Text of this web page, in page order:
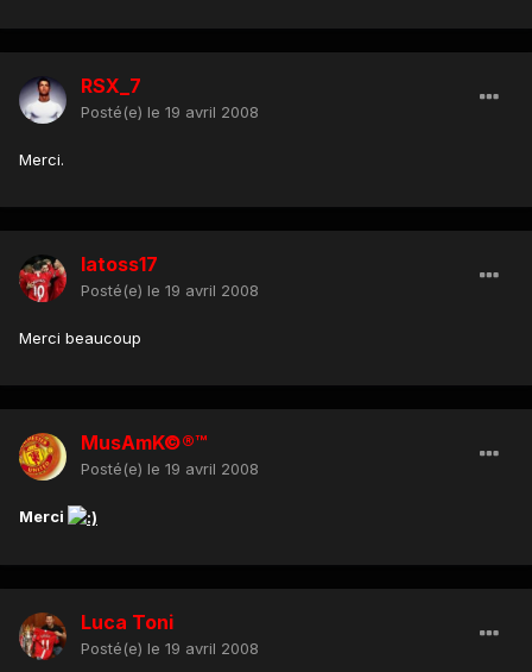
RSX_7
Posté(e) le 19 avril 2008
Merci.
latoss17
Posté(e) le 19 avril 2008
Merci beaucoup
MusAmK©®™
Posté(e) le 19 avril 2008
Merci
Luca Toni
Posté(e) le 19 avril 2008